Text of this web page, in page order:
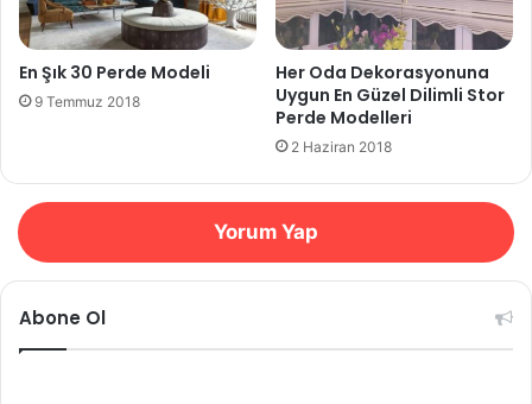
En Şık 30 Perde Modeli
9 Temmuz 2018
Her Oda Dekorasyonuna
Uygun En Güzel Dilimli Stor
Perde Modelleri
2 Haziran 2018
Yorum Yap
Abone Ol